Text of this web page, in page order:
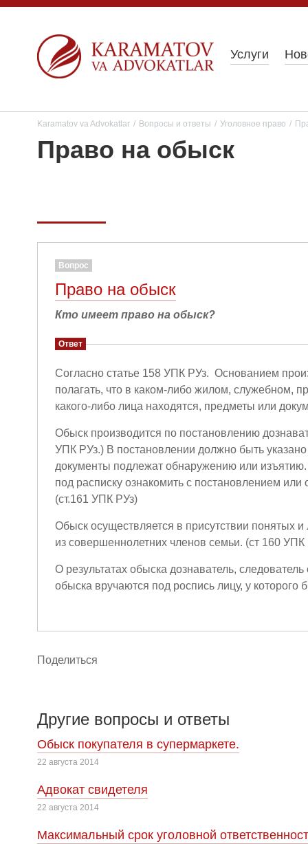
Услуги
Karamatov va Advokatlar / Вопросы и ответы / Уголовное право /
Право на обыск
Вопрос
Право на обыск
Кто имеет право на обыск?
Ответ
Согласно статье 158 УПК РУз. Основанием
полагать, что в каком-либо жилом, служебном,
какого-либо лица находятся, предметы или
Обыск производится по постановлению
УПК РУз.) В постановлении должно быть
документы подлежат обнаружению или
под расписку ознакомить с постановлением
(ст.161 УПК РУз)
Обыск осуществляется в присутствии понятых
из совершеннолетних членов семьи. (ст 160 УПК
О результатах обыска дознаватель,
обыска вручаются под роспись лицу, у
Поделиться
Другие вопросы и ответы
Обыск покупателя в супермаркете.
22 августа 2014
Адвокат свидетеля
22 августа 2014
Максимальный срок уголовной